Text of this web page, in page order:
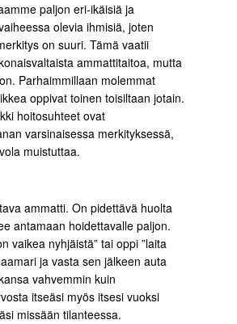
paljon eri-ikäisiä ja
olevia ihmisiä, joten
on suuri. Tämä vaatii
ammattitaitoa, mutta
Parhaimmillaan molemmat
oppivat toinen toisiltaan jotain.
hoitosuhteet ovat
varsinaisessa merkityksessä,
muistuttaa.
ammatti. On pidettävä huolta
antamaan hoidettavalle paljon.
vaikea nyhjäistä” tai oppi ”laita
ja vasta sen jälkeen auta
vahvemmin kuin
itseäsi myös itsesi vuoksi
missään tilanteessa.